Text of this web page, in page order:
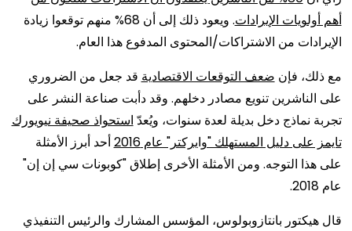
أهم أولويات الإيرادات
. ويعود ذلك إلى أن 68% منهم توقعوا زيادة
الإيرادات من الاشتراكات/المحتوى المدفوع هذا العام.
مع ذلك، فإن ضعف التوقعات الاقتصادية قد جعل من الضروري
على الناشرين تنويع مصادر دخلهم. وقد دأبت صناعة النشر على
تجربة نماذج دخل بديلة لعدة سنوات، ويُعدّ استحواذ صحيفة نيويورك
تايمز على دليل المستهلك "وايركتر" عام 2016
أحد أبرز الأمثلة
على هذا التوجه. ومن الأمثلة الأخرى إطلاق "كوبونات سي إن إن"
عام 2018.
قال هيكتور بانتازوبولوس، المؤسس المشارك والرئيس التنفيذي